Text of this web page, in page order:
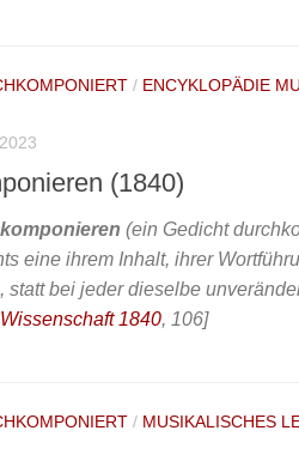
/ ENCYKLOPÄDIE
(1840)
(ein Gedicht
eine ihrem Inhalt, ihrer
statt bei jeder dieselbe
1840, 106]
/ MUSIKALISCHES